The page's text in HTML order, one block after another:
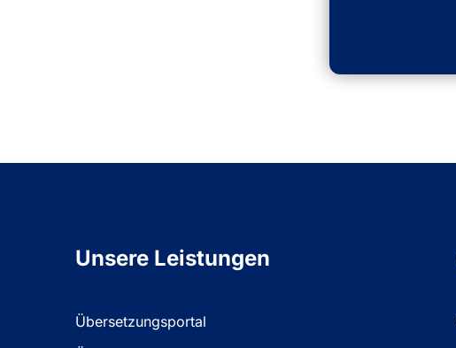
Unsere Leistungen
Übersetzungsportal